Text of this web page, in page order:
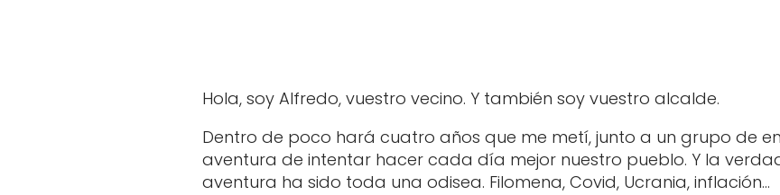
Hola, soy Alfredo, vuestro vecino. Y también soy vuestro alcalde.
Dentro de poco hará cuatro años que me metí, junto a un grupo de
aventura de intentar hacer cada día mejor nuestro pueblo. Y la
aventura ha sido toda una odisea. Filomena, Covid, Ucrania, inflación…